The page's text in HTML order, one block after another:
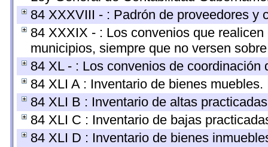
84 XXXVIII - : Padrón de proveedores y
84 XXXIX - : Los convenios que
municipios, siempre que no versen
84 XL - : Los convenios de
84 XLI A : Inventario de bienes muebles.
84 XLI B : Inventario de altas
84 XLI C : Inventario de bajas
84 XLI D : Inventario de bienes